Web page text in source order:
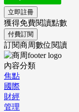
立即註冊
獲得免費閱讀點數
付費訂閱
訂閱商周數位閱讀
內容分類
焦點
國際
財經
管理